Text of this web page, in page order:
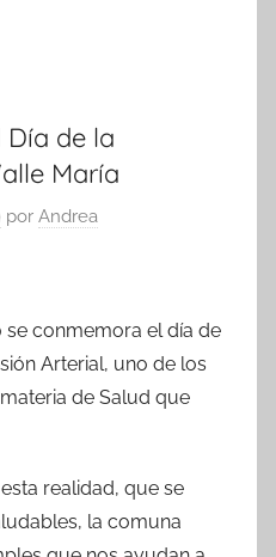
de la
María
por Andrea
se conmemora el día de
Arterial, uno de los
de Salud que
realidad, que se
la comuna